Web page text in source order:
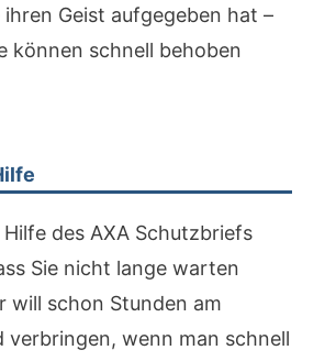
Geist aufgegeben hat –
können schnell behoben
Hilfe des AXA Schutzbriefs
Sie nicht lange warten
will schon Stunden am
verbringen, wenn man schnell